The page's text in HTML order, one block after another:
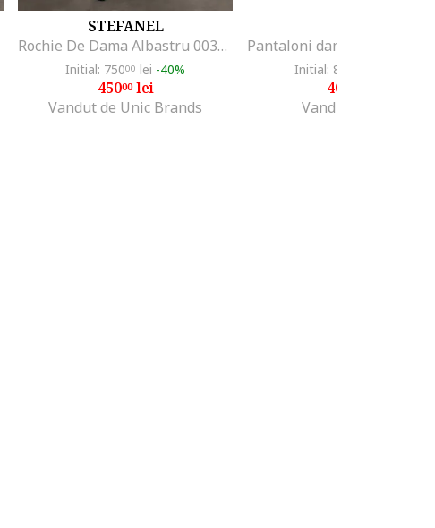
STEFANEL
Rochie De Dama Albastru 003571127
Initial: 75000 lei -40%
45000lei
Vandut de Unic Brands
Initial: 819
409
Vandut de GRID